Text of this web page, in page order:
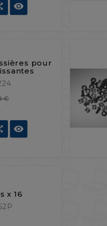

pour
€Prix de base
Prix

x 16
de base